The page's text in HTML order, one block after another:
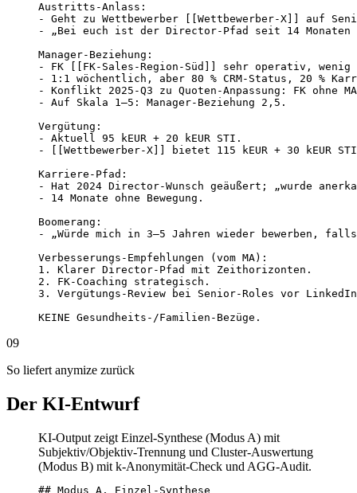
Austritts-Anlass:
- Geht zu Wettbewerber [[Wettbewerber-X]] auf
- „Bei euch ist der Director-Pfad seit 14
Manager-Beziehung:
- FK [[FK-Sales-Region-Süd]] sehr operativ,
- 1:1 wöchentlich, aber 80 % CRM-Status, 20 %
- Konflikt 2025-Q3 zu Quoten-Anpassung: FK ohne
- Auf Skala 1–5: Manager-Beziehung 2,5.
Vergütung:
- Aktuell 95 kEUR + 20 kEUR STI.
- [[Wettbewerber-X]] bietet 115 kEUR + 30 kEUR
Karriere-Pfad:
- Hat 2024 Director-Wunsch geäußert; „wurde
- 14 Monate ohne Bewegung.
Boomerang:
- „Würde mich in 3–5 Jahren wieder bewerben,
Verbesserungs-Empfehlungen (vom MA):
1. Klarer Director-Pfad mit Zeithorizonten.
2. FK-Coaching strategisch.
3. Vergütungs-Review bei Senior-Roles vor
KEINE Gesundheits-/Familien-Bezüge.
09
So liefert anymize zurück
Der KI-Entwurf
KI-Output zeigt Einzel-Synthese (Modus A) mit
Subjektiv/Objektiv-Trennung und Cluster-Auswertung
(Modus B) mit k-Anonymität-Check und AGG-Audit.
## Modus A, Einzel-Synthese